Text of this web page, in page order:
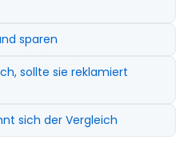
sparen
sollte sie reklamiert
sich der Vergleich